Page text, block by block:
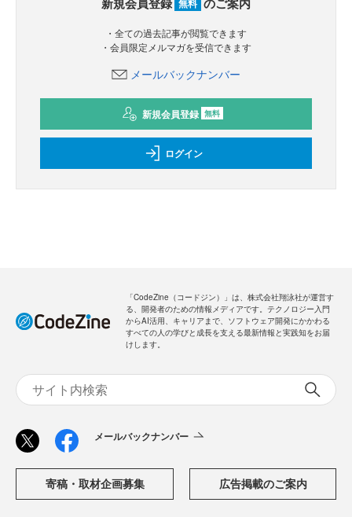
無料
・全ての過去記事が閲覧できます
・会員限定メルマガを受信できます
メールバックナンバー
新規会員登録 無料
ログイン
「CodeZine（コードジン）」は、株式会社翔泳社が運営す
る、開発者のための情報メディアです。テクノロジー入門
からAI活用、キャリアまで、ソフトウェア開発にかかわる
すべての人の学びと成長を支える最新情報と実践知をお届
けします。
メールバックナンバー
寄稿・取材企画募集 広告掲載のご案内